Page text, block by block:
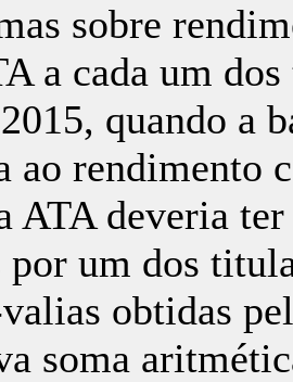
sobre
a cada um
quando a
ao rendimento
ATA deveria
por um dos
obtidas
soma